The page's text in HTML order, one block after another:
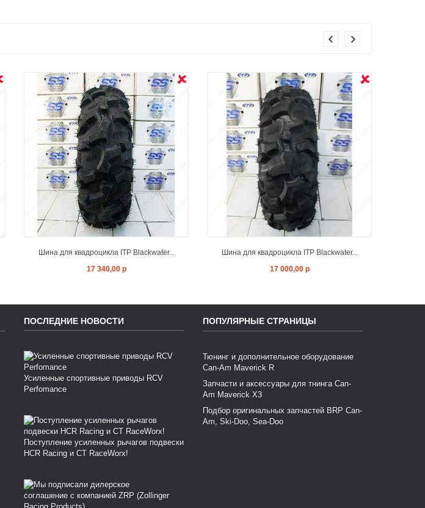
Шина для квадроцикла ITP Blackwater...
17 340,00 р
OUT STOCK
Шина для квадроцикла ITP Blackwater...
17 000,00 р
OUT STOCK
ПОСЛЕДНИЕ НОВОСТИ
Усиленные спортивные приводы RCV
Perfomance
Поступление усиленных рычагов подвески
HCR Racing и CT RaceWorx!
ПОПУЛЯРНЫЕ СТРАНИЦЫ
Тюнинг и дополнительное оборудование
Can-Am Maverick R
Запчасти и аксессуары для тнинга Can-
Am Maverick X3
Подбор оригинальных запчастей BRP Can-
Am, Ski-Doo, Sea-Doo